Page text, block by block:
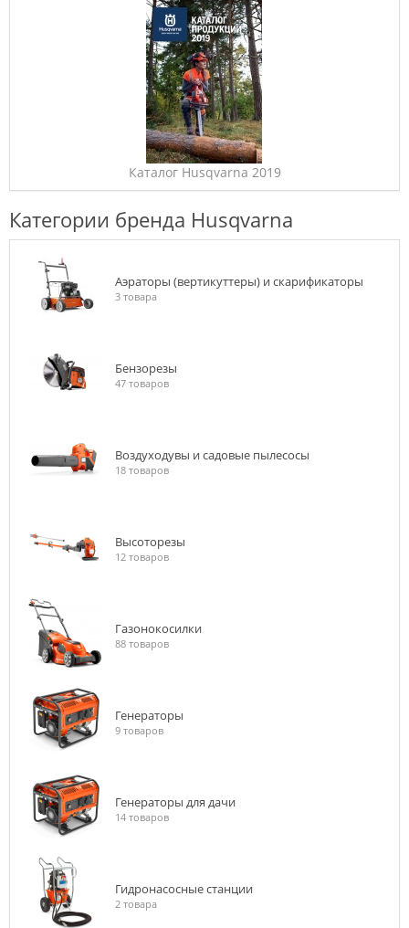
Каталог Husqvarna 2019
Категории бренда Husqvarna
Аэраторы (вертикуттеры) и скарификаторы
3 товара
Бензорезы
47 товаров
Воздуходувы и садовые пылесосы
18 товаров
Высоторезы
12 товаров
Газонокосилки
88 товаров
Генераторы
9 товаров
Генераторы для дачи
14 товаров
Гидронасосные станции
2 товара